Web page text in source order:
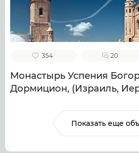
354 20
Монастырь Успения
Дормицион, (Израиль,
Показать еще